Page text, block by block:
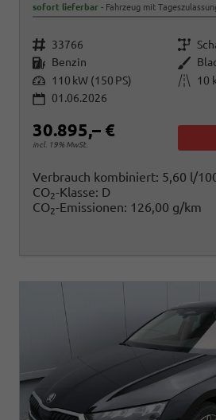
sofort lieferbar Fahrzeug mit
Fahrzeugnr. 33766 Getriebe
Kraftstoff Benzin Außenfarbe
Leistung 110 kW (150 PS) Kilometerstand
10
01.06.2026
30.895,– €
incl. 19% MwSt.
Verbrauch kombiniert: 5,60 l/
CO2-Klasse: D
CO2-Emissionen: 126,00 g/km